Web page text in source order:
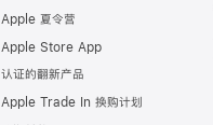
Apple 夏令营
Apple Store App
认证的翻新产品
Apple Trade In 换购计划